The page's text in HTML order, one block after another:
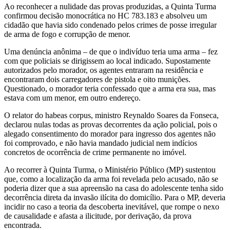
Ao reconhecer a nulidade das provas produzidas, a Quinta Turma
confirmou decisão monocrática no HC 783.183 e absolveu um
cidadão que havia sido condenado pelos crimes de posse irregular
de arma de fogo e corrupção de menor.
Uma denúncia anônima – de que o indivíduo teria uma arma – fez
com que policiais se dirigissem ao local indicado. Supostamente
autorizados pelo morador, os agentes entraram na residência e
encontraram dois carregadores de pistola e oito munições.
Questionado, o morador teria confessado que a arma era sua, mas
estava com um menor, em outro endereço.
O relator do habeas corpus, ministro Reynaldo Soares da Fonseca,
declarou nulas todas as provas decorrentes da ação policial, pois o
alegado consentimento do morador para ingresso dos agentes não
foi comprovado, e não havia mandado judicial nem indícios
concretos de ocorrência de crime permanente no imóvel.
Ao recorrer à Quinta Turma, o Ministério Público (MP) sustentou
que, como a localização da arma foi revelada pelo acusado, não se
poderia dizer que a sua apreensão na casa do adolescente tenha sido
decorrência direta da invasão ilícita do domicílio. Para o MP, deveria
incidir no caso a teoria da descoberta inevitável, que rompe o nexo
de causalidade e afasta a ilicitude, por derivação, da prova
encontrada.